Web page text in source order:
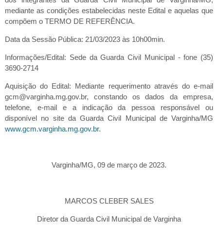
mediante as condições estabelecidas neste Edital e aquelas que
compõem o TERMO DE REFERÊNCIA.
Data da Sessão Pública: 21/03/2023 às 10h00min.
Informações/Edital: Sede da Guarda Civil Municipal - fone (35)
3690-2714
Aquisição do Edital: Mediante requerimento através do e-mail
gcm@varginha.mg.gov.br, constando os dados da empresa,
telefone, e-mail e a indicação da pessoa responsável ou
disponível no site da Guarda Civil Municipal de Varginha/MG
www.gcm.varginha.mg.gov.br.
Varginha/MG, 09 de março de 2023.
MARCOS CLEBER SALES
Diretor da Guarda Civil Municipal de Varginha